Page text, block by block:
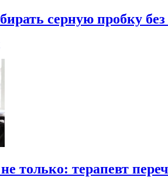
серную пробку без
только: терапевт